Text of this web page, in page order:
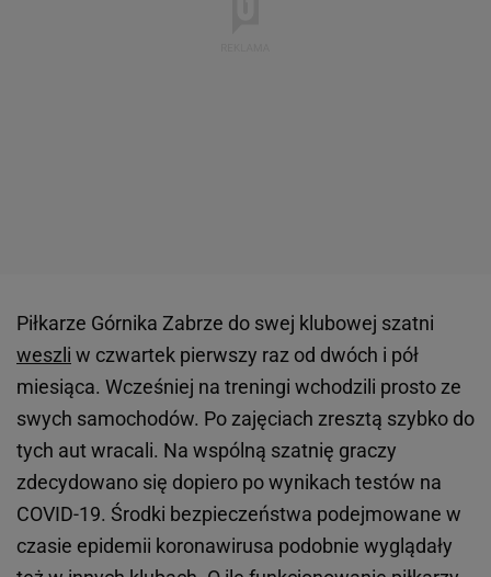
Piłkarze Górnika Zabrze do swej klubowej szatni
weszli w czwartek pierwszy raz od dwóch i pół
miesiąca. Wcześniej na treningi wchodzili prosto ze
swych samochodów. Po zajęciach zresztą szybko do
tych aut wracali. Na wspólną szatnię graczy
zdecydowano się dopiero po wynikach testów na
COVID-19. Środki bezpieczeństwa podejmowane w
czasie epidemii koronawirusa podobnie wyglądały